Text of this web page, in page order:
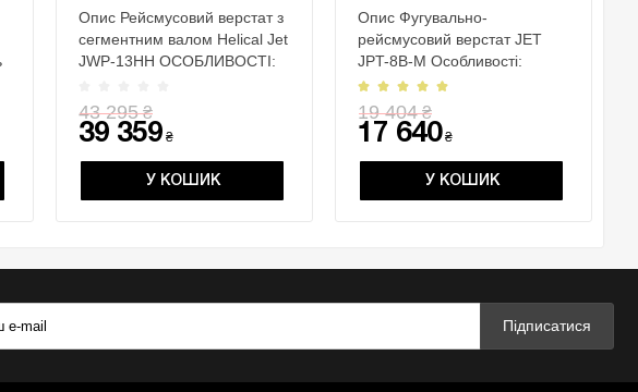
Опис Рейсмусовий верстат з
сегментним валом Helical Jet
JWP-13HH ОСОБЛИВОСТІ:
43 295₴
39 359 ₴
У КОШИК
Опис Фугувально-
рейсмусовий верстат JET
JPT-8B-M Особливості:
Система вимкнення при пе..
19 404₴
17 640₴
У КОШИК
Підписатися